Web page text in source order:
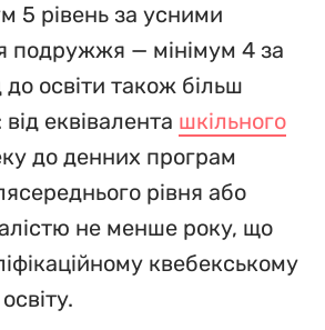
5 рівень за усними
подружжя — мінімум 4 за
освіти також більш
еквівалента шкільного
до денних програм
рівня або
не менше року, що
квебекському